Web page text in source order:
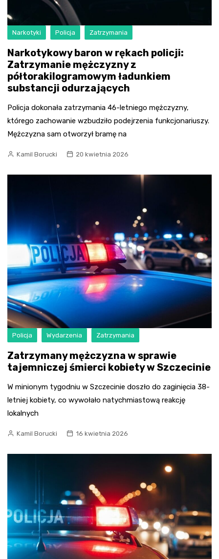
Narkotyki Policja Zatrzymania
Narkotykowy baron w rękach policji:
Zatrzymanie mężczyzny z
półtorakilogramowym ładunkiem
substancji odurzających
Policja dokonała zatrzymania 46-letniego mężczyzny,
którego zachowanie wzbudziło podejrzenia funkcjonariuszy.
Mężczyzna sam otworzył bramę na
Kamil Borucki 20 kwietnia 2026
Policja Wydarzenia Zatrzymania
Zatrzymany mężczyzna w sprawie
tajemniczej śmierci kobiety w Szczecinie
W minionym tygodniu w Szczecinie doszło do zaginięcia 38-
letniej kobiety, co wywołało natychmiastową reakcję
lokalnych
Kamil Borucki 16 kwietnia 2026